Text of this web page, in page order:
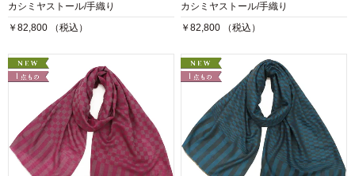
カシミヤストール/手織り
￥82,800 （税込）
カシミヤストール/手織り
￥82,800 （税込）